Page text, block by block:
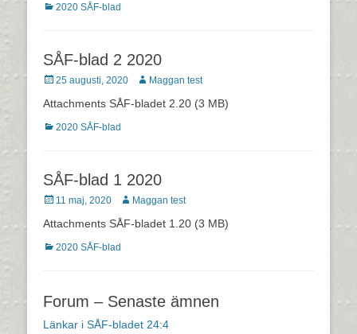
Kategorier
2020 SÅF-blad
SÅF-blad 2 2020
Postades
25 augusti, 2020 Författare
Maggan test
Attachments SÅF-bladet 2.20 (3 MB)
Kategorier
2020 SÅF-blad
SÅF-blad 1 2020
Postades
11 maj, 2020 Författare
Maggan test
Attachments SÅF-bladet 1.20 (3 MB)
Kategorier
2020 SÅF-blad
Forum – Senaste ämnen
Länkar i SÅF-bladet 24:4